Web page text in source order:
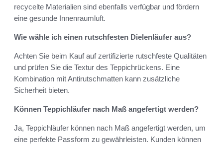
recycelte Materialien sind ebenfalls verfügbar und fördern
eine gesunde Innenraumluft.
Wie wähle ich einen rutschfesten Dielenläufer aus?
Achten Sie beim Kauf auf zertifizierte rutschfeste Qualitäten
und prüfen Sie die Textur des Teppichrückens. Eine
Kombination mit Antirutschmatten kann zusätzliche
Sicherheit bieten.
Können Teppichläufer nach Maß angefertigt werden?
Ja, Teppichläufer können nach Maß angefertigt werden, um
eine perfekte Passform zu gewährleisten. Kunden können